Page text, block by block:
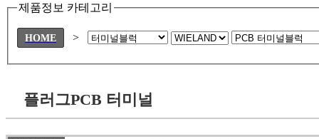
제품정보 카테고리
HOME >
플러그PCB 터미널